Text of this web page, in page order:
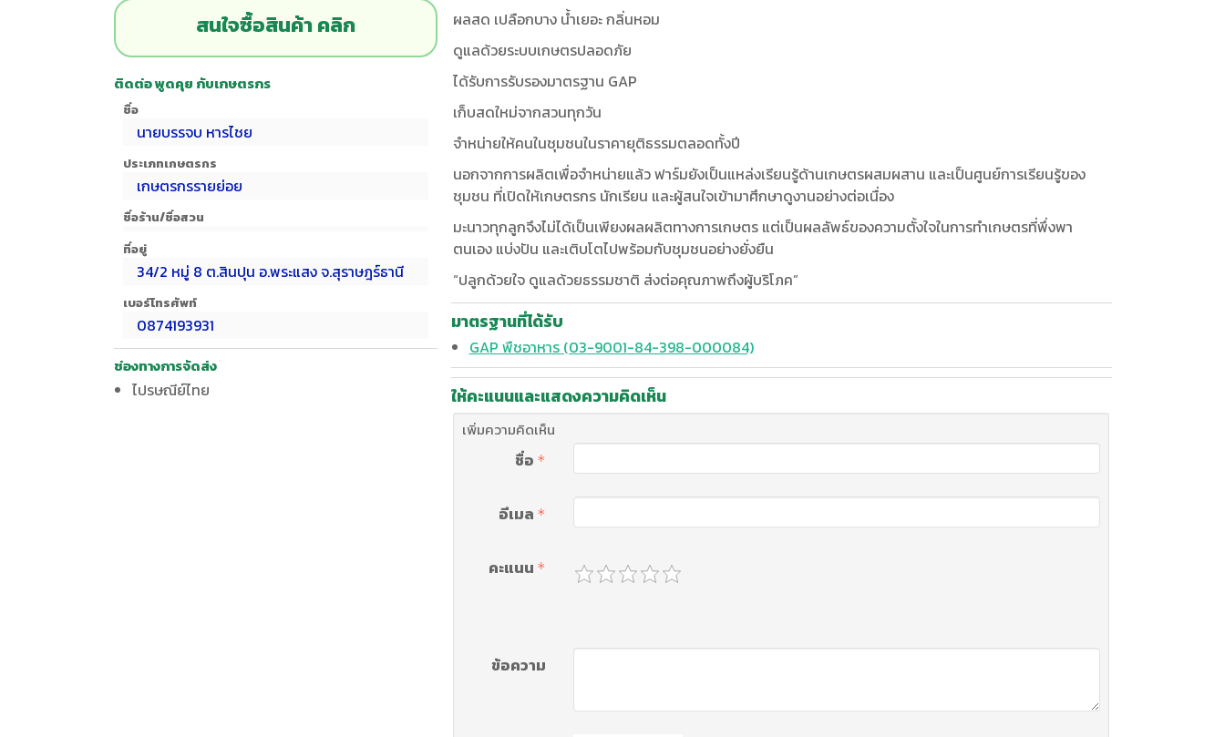
สนใจซื้อสินค้า คลิก
ติดต่อ พูดคุย กับเกษตรกร
ชื่อ
นายบรรจบ หารไชย
ประเภทเกษตรกร
เกษตรกรรายย่อย
ชื่อร้าน/ชื่อสวน
ที่อยู่
34/2 หมู่ 8 ต.สินปุน อ.พระแสง จ.สุราษฎร์ธานี
เบอร์โทรศัพท์
0874193931
ช่องทางการจัดส่ง
ไปรษณีย์ไทย
ผลสด เปลือกบาง น้ำเยอะ กลิ่นหอม
ดูแลด้วยระบบเกษตรปลอดภัย
ได้รับการรับรองมาตรฐาน GAP
เก็บสดใหม่จากสวนทุกวัน
จำหน่ายให้คนในชุมชนในราคายุติธรรมตลอดทั้งปี
นอกจากการผลิตเพื่อจำหน่ายแล้ว ฟาร์มยังเป็นแหล่งเรียนรู้ด้านเกษตรผสมผสาน และเป็นศูนย์การเรียนรู้ของ
ชุมชน ที่เปิดให้เกษตรกร นักเรียน และผู้สนใจเข้ามาศึกษาดูงานอย่างต่อเนื่อง
มะนาวทุกลูกจึงไม่ได้เป็นเพียงผลผลิตทางการเกษตร แต่เป็นผลลัพธ์ของความตั้งใจในการทำเกษตรที่พึ่งพา
ตนเอง แบ่งปัน และเติบโตไปพร้อมกับชุมชนอย่างยั่งยืน
“ปลูกด้วยใจ ดูแลด้วยธรรมชาติ ส่งต่อคุณภาพถึงผู้บริโภค”
มาตรฐานที่ได้รับ
GAP พืชอาหาร (03-9001-84-398-000084)
ให้คะแนนและแสดงความคิดเห็น
เพิ่มความคิดเห็น
ชื่อ
อีเมล
คะแนน
ข้อความ